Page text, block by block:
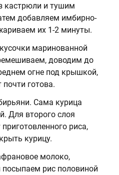
кастрюли и тушим
добавляем имбирно-
их 1-2 минуты.
маринованной
доводим до
огне под крышкой,
почти готова.
Сама курица
Для второго слоя
риса,
курицу.
молоко,
посыпаем рис половиной